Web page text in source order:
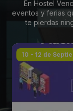
En Hostel
eventos y ferias
te pierdas
10 - 12 de